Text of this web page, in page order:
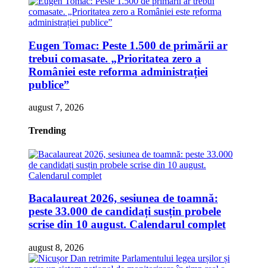
Eugen Tomac: Peste 1.500 de primării ar
trebui comasate. „Prioritatea zero a
României este reforma administrației
publice”
august 7, 2026
Trending
Bacalaureat 2026, sesiunea de toamnă:
peste 33.000 de candidați susțin probele
scrise din 10 august. Calendarul complet
august 8, 2026